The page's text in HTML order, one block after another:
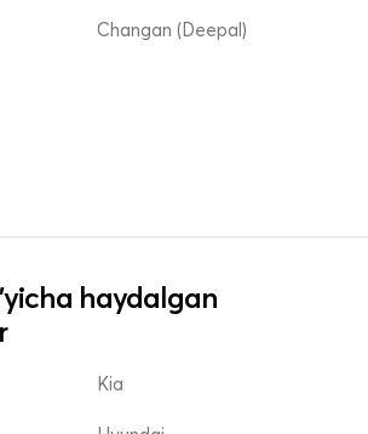
Changan (Deepal)
haydalgan
Kia